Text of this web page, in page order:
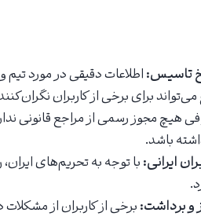
تاسیس:اطلاعات دقیقی در مورد
برای برخی از کاربران
هیچ مجوز رسمی از مراجع قانونی
باشد.
ایرانی:با توجه به تحریم‌های
و برداشت:برخی از کاربران از